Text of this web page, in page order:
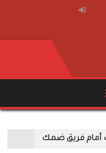
أمام فريق ضمك